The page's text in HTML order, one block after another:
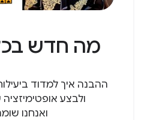
מה חדש
ההבנה איך למדוד
ולבצע
ואנחנו